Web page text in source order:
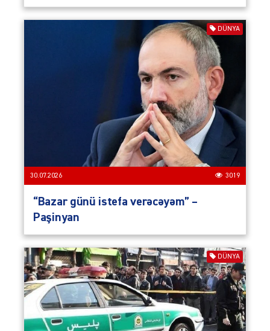
DÜNYA
30.07.2026 3019
“Bazar günü istefa verəcəyəm” –
Paşinyan
DÜNYA